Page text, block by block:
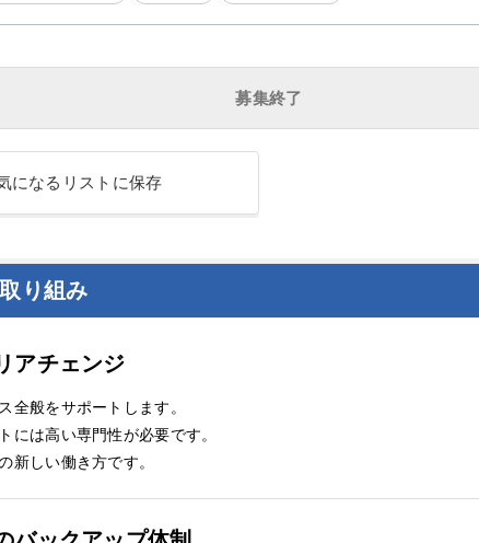
募集終了
になるリストに保存
り組み
アチェンジ
全般をサポートします。
には高い専門性が必要です。
新しい働き方です。